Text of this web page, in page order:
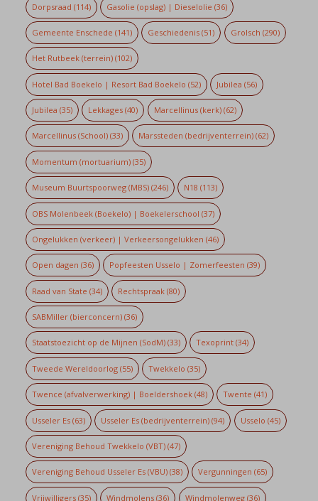
Dorpsraad (114) Gasolie (opslag) | Dieselolie (36)
Gemeente Enschede (141) Geschiedenis (51) Grolsch (290)
Het Rutbeek (terrein)(102)
Hotel Bad Boekelo | Resort Bad Boekelo (52) Jubilea (56)
Jubilea (35) Lekkages (40) Marcellinus (kerk)(62)
Marcellinus (School)(33) Marssteden (bedrijventerrein) (62)
Momentum (mortuarium)(35)
Museum Buurtspoorweg (MBS)(246) N18 (113)
OBS Molenbeek (Boekelo) | Boekelerschool (37)
Ongelukken (verkeer) | Verkeersongelukken (46)
Open dagen (36) Popfeesten Usselo | Zomerfeesten (39)
Raad van State (34) Rechtspraak (80)
SABMiller (bierconcern)(36)
Staatstoezicht op de Mijnen (SodM)(33) Texoprint (34)
Tweede Wereldoorlog(55) Twekkelo (35)
Twence (afvalverwerking) | Boeldershoek(48) Twente (41)
Usseler Es(63) Usseler Es (bedrijventerrein) (94) Usselo (45)
Vereniging Behoud Twekkelo (VBT)(47)
Vereniging Behoud Usseler Es (VBU)(38) Vergunningen (65)
Vrijwilligers(35) Windmolens (36) Windmolenweg(36)